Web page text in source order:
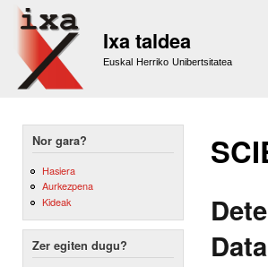
Ixa taldea
Euskal Herriko Unibertsitatea
Nor gara?
Hasiera
Aurkezpena
Kideak
Zer egiten dugu?